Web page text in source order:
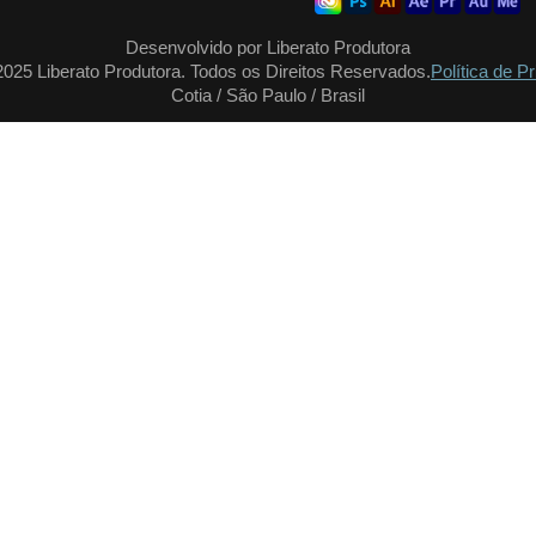
Desenvolvido por Liberato Produtora
Liberato Produtora. Todos os Direitos Reservados.Política de
Cotia / São Paulo / Brasil